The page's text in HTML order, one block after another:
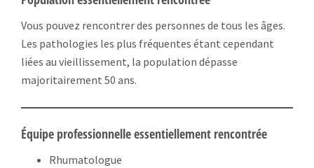
Vous pouvez rencontrer des personnes de tous les âges.
Les pathologies les plus fréquentes étant cependant
liées au vieillissement, la population dépasse
majoritairement 50 ans.
Équipe professionnelle essentiellement rencontrée
Rhumatologue